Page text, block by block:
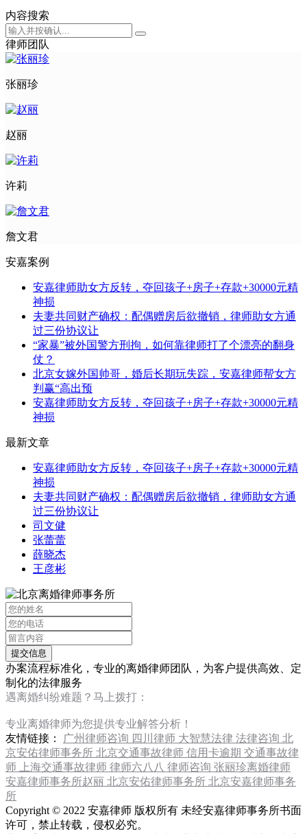
内容搜索
律师团队
张丽珍
赵丽
许莉
詹文君
安嘉案例
安嘉律师助女方反转，夺回孩子+房子+存款+30000元精
神损
夫妻共同财产确权：配偶赠房后欲撤销，律师助女方通
过三份协议让
“家暴”被外国警方刑拘，如何靠律师打了个漂亮的翻身
仗？
北京女嫁外国帅哥，婚后长期玩失踪，安嘉律师帮女方
判赢“高出预
安嘉律师助女方反转，夺回孩子+房子+存款+30000元精
神损
最新文章
安嘉律师助女方反转，夺回孩子+房子+存款+30000元精
神损
夫妻共同财产确权：配偶赠房后欲撤销，律师助女方通
过三份协议让
司文健
张蕾蕾
薛晓杰
王彦彬
办案流程标准化，专业的离婚律师团队，为客户提供高效、定
制化的法律服务
遇离婚纠纷难题？马上拨打：
专业离婚律师为您提供专业解答分析！
友情链接： 广州律师咨询 四川律师 大智慧法律 法律咨询 北
京安佑律师事务所 北京交通事故律师 信用卡逾期 交通事故律
师 上海交通事故律师 律师六八八 律师咨询 张丽珍离婚律师
安嘉律师事务所赵丽 北京安佑律师事务所 北京安嘉律师事务
所
Copyright © 2022 安嘉律师 版权所有 未经安嘉律师事务所书面
许可，禁止转载，侵权必究。